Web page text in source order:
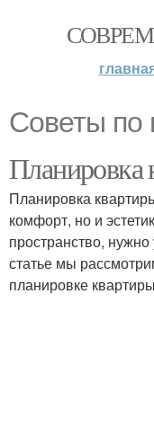
Советы по
Планировка
Планировка
комфорт, но и
пространство,
статье мы
планировке